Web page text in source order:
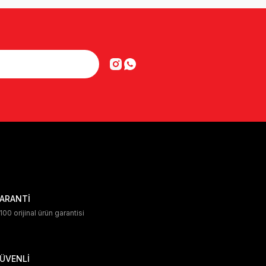
orijinal ürün garantisi